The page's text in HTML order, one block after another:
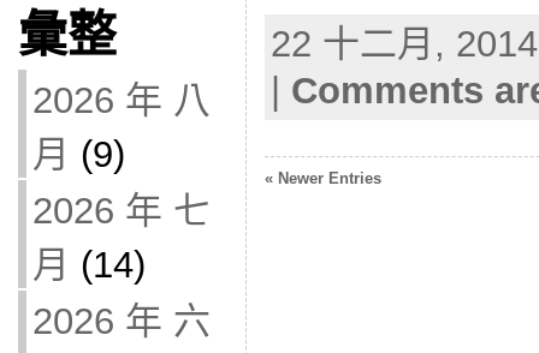
彙整
2026 年 八
月 (9)
2026 年 七
月 (14)
2026 年 六
22 十二月,
Comments
« Newer Entries